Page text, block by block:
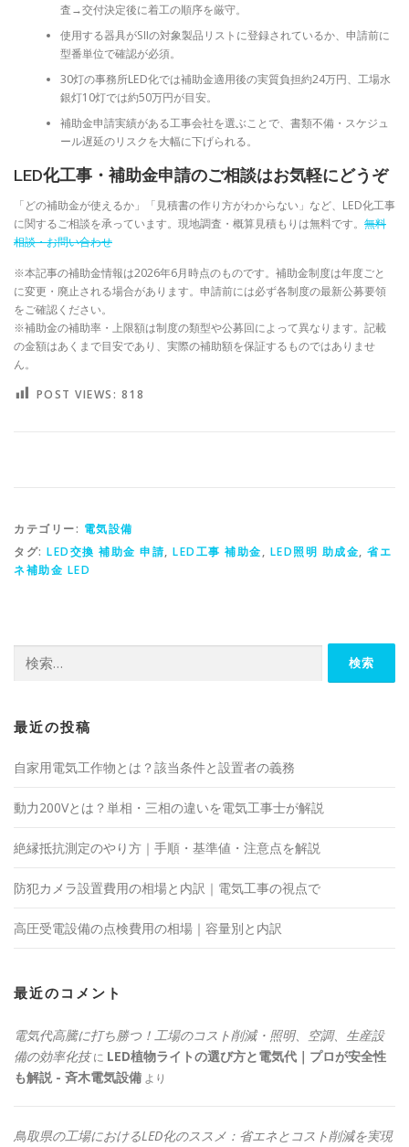
査→交付決定後に着工の順序を厳守。
使用する器具がSIIの対象製品リストに登録されているか、申請前に
型番単位で確認が必須。
30灯の事務所LED化では補助金適用後の実質負担約24万円、工場水
銀灯10灯では約50万円が目安。
補助金申請実績がある工事会社を選ぶことで、書類不備・スケジュ
ール遅延のリスクを大幅に下げられる。
LED化工事・補助金申請のご相談はお気軽にどうぞ
「どの補助金が使えるか」「見積書の作り方がわからない」など、LED化工事
に関するご相談を承っています。現地調査・概算見積もりは無料です。 無料
相談・お問い合わせ
※本記事の補助金情報は2026年6月時点のものです。補助金制度は年度ごと
に変更・廃止される場合があります。申請前には必ず各制度の最新公募要領
をご確認ください。
※補助金の補助率・上限額は制度の類型や公募回によって異なります。記載
の金額はあくまで目安であり、実際の補助額を保証するものではありませ
ん。
POST VIEWS: 818
カテゴリー: 電気設備
タグ: LED交換 補助金 申請, LED工事 補助金, LED照明 助成金, 省エ
ネ補助金 LED
索:
最近の投稿
自家用電気工作物とは？該当条件と設置者の義務
動力200Vとは？単相・三相の違いを電気工事士が解説
絶縁抵抗測定のやり方｜手順・基準値・注意点を解説
防犯カメラ設置費用の相場と内訳｜電気工事の視点で
高圧受電設備の点検費用の相場｜容量別と内訳
最近のコメント
電気代高騰に打ち勝つ！工場のコスト削減・照明、空調、生産設
備の効率化技に LED植物ライトの選び方と電気代｜プロが安全性
も解説 - 斉木電気設備 より
鳥取県の工場におけるLED化のススメ：省エネとコスト削減を実現